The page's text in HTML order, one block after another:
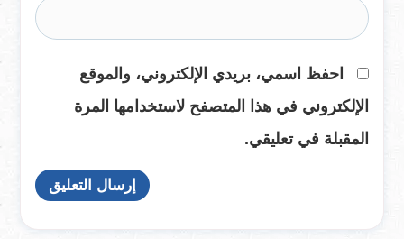
احفظ اسمي، بريدي الإلكتروني، والموقع
الإلكتروني في هذا المتصفح لاستخدامها المرة
المقبلة في تعليقي.